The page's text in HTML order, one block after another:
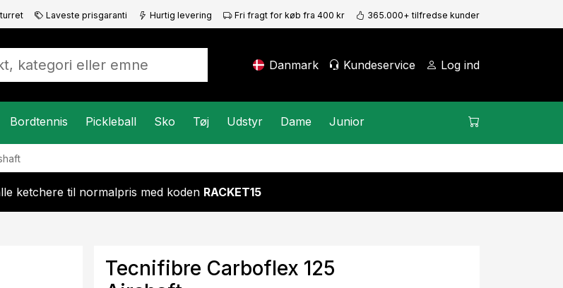
Laveste prisgaranti Hurtig levering Fri fragt for køb fra 400 kr 365.000+ tilfredse kunder
Danmark Kundeservice Log ind
Bordtennis Pickleball Sko Tøj Udstyr Dame Junior
ketchere til normalpris med koden RACKET15
Tecnifibre Carboflex 125